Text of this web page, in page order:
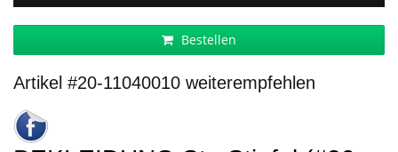
Bestellen
Artikel #20-11040010 weiterempfehlen